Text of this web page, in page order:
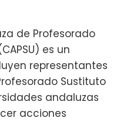
de Profesorado
es un
representantes
Sustituto
andaluzas
acciones